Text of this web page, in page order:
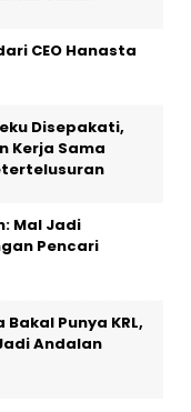
CEO Hanasta
Disepakati,
Kerja Sama
Mal Jadi
Pencari
Punya KRL,
Andalan